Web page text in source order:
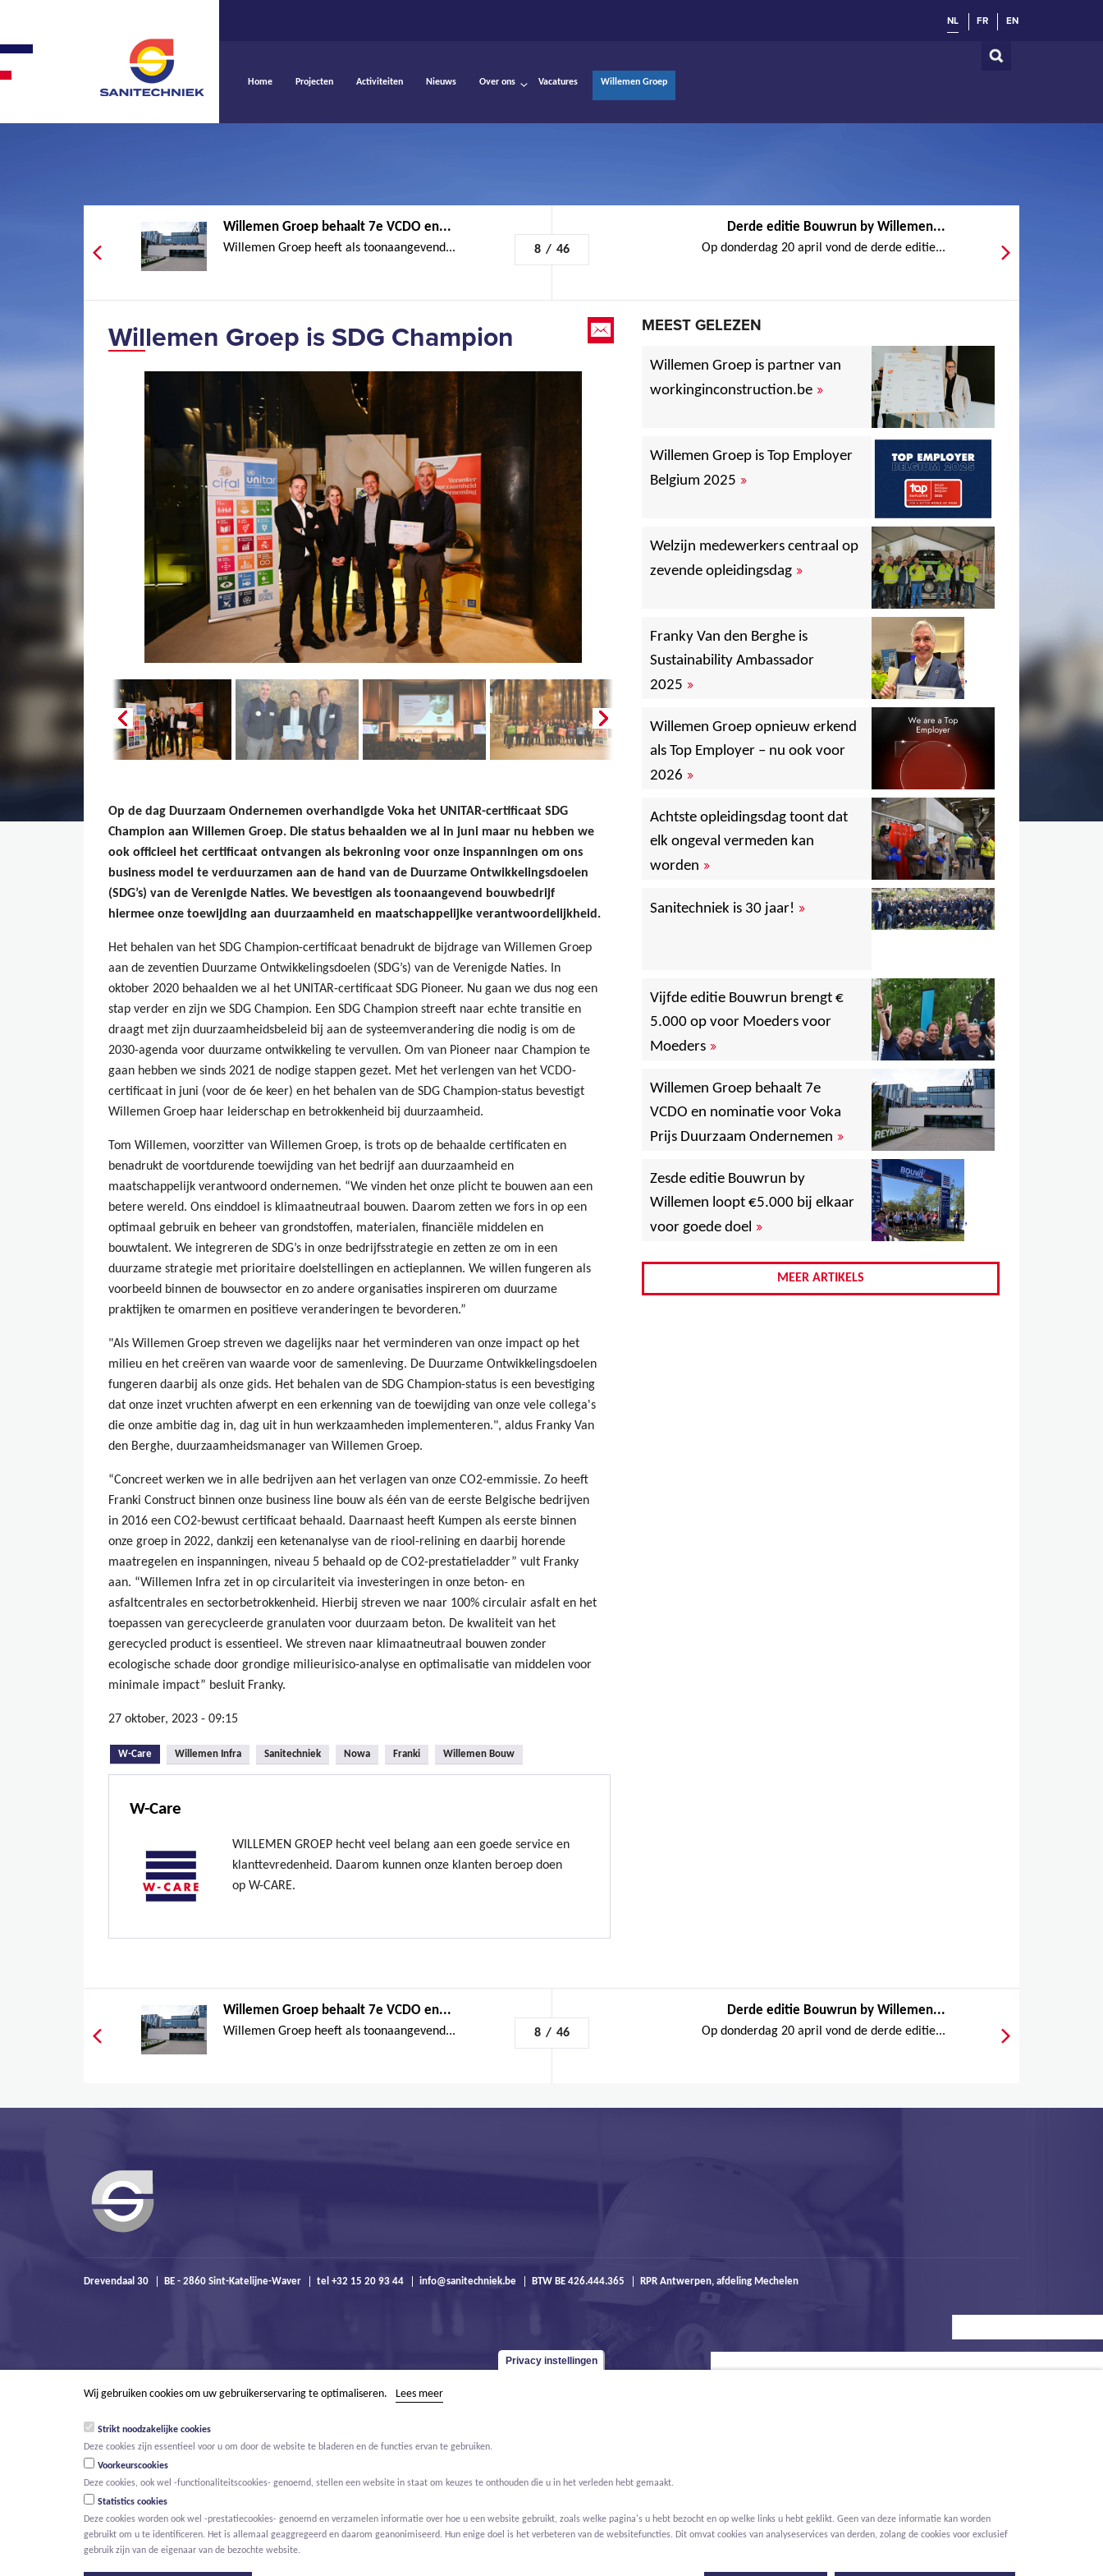
NL FR EN
Home Projecten Activiteiten Nieuws Over ons Vacatures Willemen Groep
Willemen Groep behaalt 7e VCDO en...
Willemen Groep heeft als toonaangevend... 8 / 46
Derde editie Bouwrun by Willemen...
Op donderdag 20 april vond de derde editie...
Willemen Groep is SDG Champion
Op de dag Duurzaam Ondernemen overhandigde Voka het UNITAR-certificaat SDG
Champion aan Willemen Groep. Die status behaalden we al in juni maar nu hebben we
ook officieel het certificaat ontvangen als bekroning voor onze inspanningen om ons
business model te verduurzamen aan de hand van de Duurzame Ontwikkelingsdoelen
(SDG’s) van de Verenigde Naties. We bevestigen als toonaangevend bouwbedrijf
hiermee onze toewijding aan duurzaamheid en maatschappelijke verantwoordelijkheid.
Het behalen van het SDG Champion-certificaat benadrukt de bijdrage van Willemen Groep
aan de zeventien Duurzame Ontwikkelingsdoelen (SDG’s) van de Verenigde Naties. In
oktober 2020 behaalden we al het UNITAR-certificaat SDG Pioneer. Nu gaan we dus nog een
stap verder en zijn we SDG Champion. Een SDG Champion streeft naar echte transitie en
draagt met zijn duurzaamheidsbeleid bij aan de systeemverandering die nodig is om de
2030-agenda voor duurzame ontwikkeling te vervullen. Om van Pioneer naar Champion te
gaan hebben we sinds 2021 de nodige stappen gezet. Met het verlengen van het VCDO-
certificaat in juni (voor de 6e keer) en het behalen van de SDG Champion-status bevestigt
Willemen Groep haar leiderschap en betrokkenheid bij duurzaamheid.
Tom Willemen, voorzitter van Willemen Groep, is trots op de behaalde certificaten en
benadrukt de voortdurende toewijding van het bedrijf aan duurzaamheid en
maatschappelijk verantwoord ondernemen. “We vinden het onze plicht te bouwen aan een
betere wereld. Ons einddoel is klimaatneutraal bouwen. Daarom zetten we fors in op een
optimaal gebruik en beheer van grondstoffen, materialen, financiële middelen en
bouwtalent. We integreren de SDG’s in onze bedrijfsstrategie en zetten ze om in een
duurzame strategie met prioritaire doelstellingen en actieplannen. We willen fungeren als
voorbeeld binnen de bouwsector en zo andere organisaties inspireren om duurzame
praktijken te omarmen en positieve veranderingen te bevorderen.”
"Als Willemen Groep streven we dagelijks naar het verminderen van onze impact op het
milieu en het creëren van waarde voor de samenleving. De Duurzame Ontwikkelingsdoelen
fungeren daarbij als onze gids. Het behalen van de SDG Champion-status is een bevestiging
dat onze inzet vruchten afwerpt en een erkenning van de toewijding van onze vele collega's
die onze ambitie dag in, dag uit in hun werkzaamheden implementeren.", aldus Franky Van
den Berghe, duurzaamheidsmanager van Willemen Groep.
“Concreet werken we in alle bedrijven aan het verlagen van onze CO2-emmissie. Zo heeft
Franki Construct binnen onze business line bouw als één van de eerste Belgische bedrijven
in 2016 een CO2-bewust certificaat behaald. Daarnaast heeft Kumpen als eerste binnen
onze groep in 2022, dankzij een ketenanalyse van de riool-relining en daarbij horende
maatregelen en inspanningen, niveau 5 behaald op de CO2-prestatieladder” vult Franky
aan. “Willemen Infra zet in op circulariteit via investeringen in onze beton- en
asfaltcentrales en sectorbetrokkenheid. Hierbij streven we naar 100% circulair asfalt en het
toepassen van gerecycleerde granulaten voor duurzaam beton. De kwaliteit van het
gerecycled product is essentieel. We streven naar klimaatneutraal bouwen zonder
ecologische schade door grondige milieurisico-analyse en optimalisatie van middelen voor
minimale impact” besluit Franky.
27 oktober, 2023 - 09:15
W-Care (actieve tabblad)
Willemen Infra Sanitechniek Nowa Franki Willemen Bouw
W-Care
WILLEMEN GROEP hecht veel belang aan een goede service en
klanttevredenheid. Daarom kunnen onze klanten beroep doen
op W-CARE.
MEEST GELEZEN
Willemen Groep is partner van
workinginconstruction.be »
,
Willemen Groep is Top Employer
Belgium 2025 »
, ,
Welzijn medewerkers centraal op
zevende opleidingsdag »
,
,
,
,
,
Franky Van den Berghe is
Sustainability Ambassador
2025 » ,
,
Willemen Groep opnieuw erkend
als Top Employer – nu ook voor
2026 »
,
Achtste opleidingsdag toont dat
elk ongeval vermeden kan
worden »
,
,
,
,
Sanitechniek is 30 jaar! »
Vijfde editie Bouwrun brengt €
5.000 op voor Moeders voor
Moeders »
Willemen Groep behaalt 7e
VCDO en nominatie voor Voka
Prijs Duurzaam Ondernemen »
Zesde editie Bouwrun by
Willemen loopt €5.000 bij elkaar
voor goede doel » ,
MEER ARTIKELS
Willemen Groep behaalt 7e VCDO en...
Willemen Groep heeft als toonaangevend... 8 / 46
Derde editie Bouwrun by Willemen...
Op donderdag 20 april vond de derde editie...
Drevendaal 30 BE - 2860 Sint-Katelijne-Waver tel +32 15 20 93 44 info@sanitechniek.be BTW BE 426.444.365 RPR Antwerpen, afdeling Mechelen
© Willemen Groep Home Projecten Activiteiten
Privacy instellingen
Wij gebruiken cookies om uw gebruikerservaring te optimaliseren. Lees meer
Strikt noodzakelijke cookies
Deze cookies zijn essentieel voor u om door de website te bladeren en de functies ervan te gebruiken.
Voorkeurscookies
Deze cookies, ook wel -functionaliteitscookies- genoemd, stellen een website in staat om keuzes te onthouden die u in het verleden hebt gemaakt.
Statistics cookies
Deze cookies worden ook wel -prestatiecookies- genoemd en verzamelen informatie over hoe u een website gebruikt, zoals welke pagina's u hebt bezocht en op welke links u hebt geklikt. Geen van deze informatie kan worden
gebruikt om u te identificeren. Het is allemaal geaggregeerd en daarom geanonimiseerd. Hun enige doel is het verbeteren van de websitefuncties. Dit omvat cookies van analyseservices van derden, zolang de cookies voor exclusief
gebruik zijn van de eigenaar van de bezochte website.